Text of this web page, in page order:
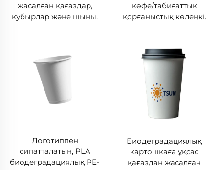
жасалған қағаздар,
кубырлар және шыны.
көфе/табиғаттық
қорғаныстық көлеңкі.
Логотиппен
сипатталатын, PLA
биодеградациялық PE-
Биодеградациялық
картошкаға ұқсас
қағаздан жасалған